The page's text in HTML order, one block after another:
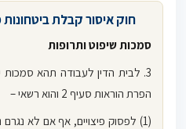
חוק איסור קבלת ביטחונות
סמכות שיפוט ותרופות
3. לבית הדין לעבודה תהא סמכות
הפרת הוראות סעיף 2 והוא רשאי –
(1) לפסוק פיצויים, אף אם לא